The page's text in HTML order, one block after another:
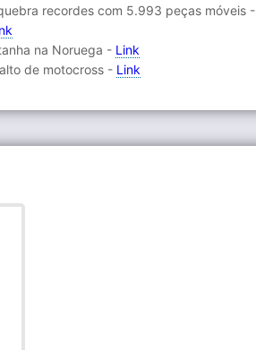
recordes com 5.993 peças móveis -
na Noruega - Link
de motocross - Link